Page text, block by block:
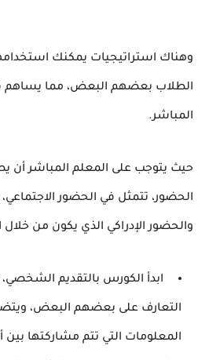
وهناك استراتيجيات يمكنك
الطلاب بعضهم البعض، مما يساهم
المباشر.
حيث يتوجب على المعلم المباشر أن
الحضور، تتمثل في الحضور
والحضور الإدراكي الذي يكون من
ابدأ الكورس بالتقديم
التعارف على بعضهم البعض،
المعلومات التي تتم مشاركتها